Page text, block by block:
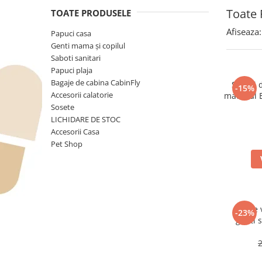
Toate
TOATE PRODUSELE
Papuci casa
Genti mama și copilul
Saboti sanitari
Papuci plaja
Bagaje de cabina CabinFly
Accesorii calatorie
Sosete
LICHIDARE DE STOC
Accesorii Casa
Pet Shop
Afiseaza:
-15%
Saboti
material
-23%
Set de
genti